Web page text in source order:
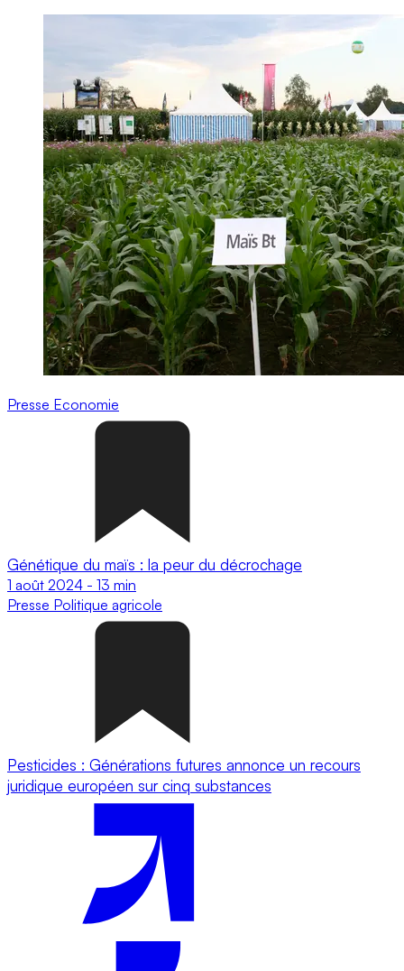
Presse Economie
Génétique du maïs : la peur du décrochage
1 août 2024 - 13 min
Presse Politique agricole
Pesticides : Générations futures annonce un recours
juridique européen sur cinq substances